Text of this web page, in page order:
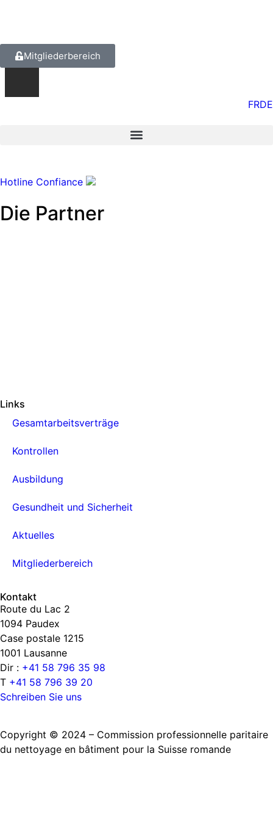
Mitgliederbereich
FRDE
Hotline Confiance
Die Partner
Links
Gesamtarbeitsverträge
Kontrollen
Ausbildung
Gesundheit und Sicherheit
Aktuelles
Mitgliederbereich
Kontakt
Route du Lac 2
1094 Paudex
Case postale 1215
1001 Lausanne
Dir : +41 58 796 35 98
T +41 58 796 39 20
Schreiben Sie uns
Copyright © 2024 – Commission professionnelle paritaire
du nettoyage en bâtiment pour la Suisse romande